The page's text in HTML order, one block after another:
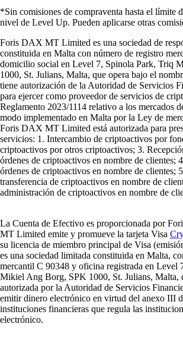
*Sin comisiones de compraventa hasta el límite
nivel de Level Up. Pueden aplicarse otras
Foris DAX MT Limited es una sociedad de
constituida en Malta con número de registro
domicilio social en Level 7, Spinola Park, Triq
1000, St. Julians, Malta, que opera bajo el
tiene autorización de la Autoridad de Servicios
para ejercer como proveedor de servicios de
Reglamento 2023/1114 relativo a los mercados
modo implementado en Malta por la Ley de
Foris DAX MT Limited está autorizada para
servicios: 1. Intercambio de criptoactivos por
criptoactivos por otros criptoactivos; 3.
órdenes de criptoactivos en nombre de clientes;
órdenes de criptoactivos en nombre de clientes;
transferencia de criptoactivos en nombre de
administración de criptoactivos en nombre de
La Cuenta de Efectivo es proporcionada por
MT Limited emite y promueve la tarjeta Visa
su licencia de miembro principal de Visa
es una sociedad limitada constituida en Malta,
mercantil C 90348 y oficina registrada en Level
Mikiel Ang Borg, SPK 1000, St. Julians, Malta,
autorizada por la Autoridad de Servicios
emitir dinero electrónico en virtud del anexo III
instituciones financieras que regula las
electrónico.